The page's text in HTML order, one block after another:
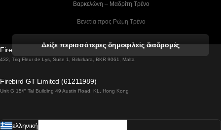
Βαρκελώνη – Μαδρίτη Tρένο
Βενετία προς Ρώμη Τρένο
Βιέννη προς Σάλτσμπουργκ Τρένα
Βουδαπέστη προς Πράγα Tρένο
Δείξε περισσότερες δημοφιλείς διαδρομές
Firebird GT Limited (OC 1451)
432, Triq Fleur de Lys, Suite 1, Birkirkara, BKR 9061, Malta
Firebird GT Limited (61211989)
Unit G 15/F Tal Building 49 Austin Road, KL, Hong Kong
ελληνική